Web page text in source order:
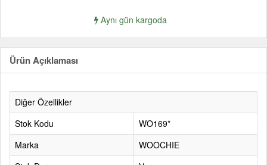
Aynı gün kargoda
Ürün Açıklaması
Diğer Özellikler
Stok Kodu
WO169*
Marka
WOOCHIE